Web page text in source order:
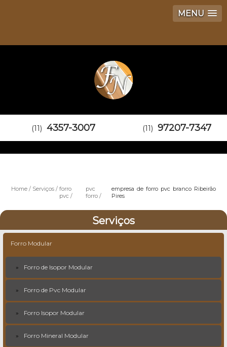
MENU
(11) 4357-3007 (11) 97207-7347
Home Serviços
forro
pvc
pvc
forro
empresa de forro pvc branco Ribeirão
Pires
Serviços
Forro Modular
Forro de Isopor Modular
Forro de Pvc Modular
Forro Isopor Modular
Forro Mineral Modular